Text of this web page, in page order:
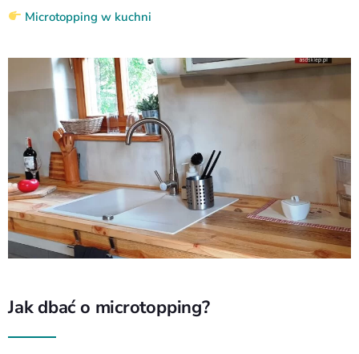
Microtopping w kuchni
Jak dbać o microtopping?